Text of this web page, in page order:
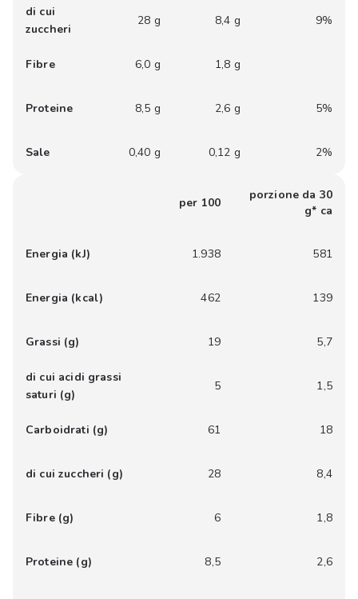
di cui
zuccheri
28 g 8,4 g 9%
Fibre 6,0 g 1,8 g
Proteine 8,5 g 2,6 g 5%
Sale 0,40 g 0,12 g 2%
per 100
porzione da 30
g* ca
Energia (kJ) 1.938 581
Energia (kcal) 462 139
Grassi (g) 19 5,7
di cui acidi grassi
saturi (g)
5 1,5
Carboidrati (g) 61 18
di cui zuccheri (g) 28 8,4
Fibre (g) 6 1,8
Proteine (g) 8,5 2,6